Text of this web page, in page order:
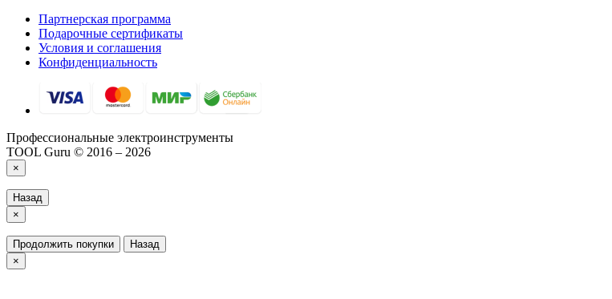
Партнерская программа
Подарочные сертификаты
Условия и соглашения
Конфиденциальность
Профессиональные электроинструменты
TOOL Guru © 2016 – 2026
×
Назад
×
Продолжить покупки
Назад
×